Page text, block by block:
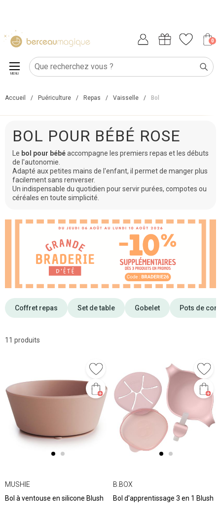
0
MENU
Accueil / Puériculture / Repas / Vaisselle / Bol
BOL POUR BÉBÉ ROSE
Le bol pour bébéaccompagne les premiers repas et les débuts
de l'autonomie.
Adapté aux petites mains de l'enfant, il permet de manger plus
facilement sans renverser.
Un indispensable du quotidien pour servir purées, compotes ou
céréales en toute simplicité.
Coffret repas Set de table Gobelet Pots de
11 produits
MUSHIE
Bol à ventouse en silicone Blush
B.BOX
Bol d'apprentissage 3 en 1 Blush